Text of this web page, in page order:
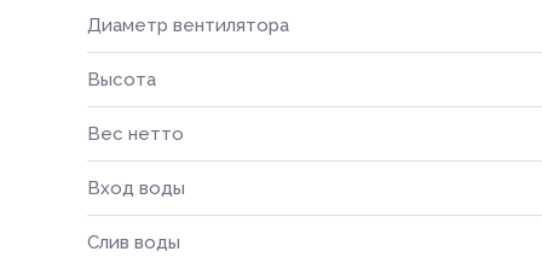
Диаметр вентилятора
Высота
Вес нетто
Вход воды
Слив воды